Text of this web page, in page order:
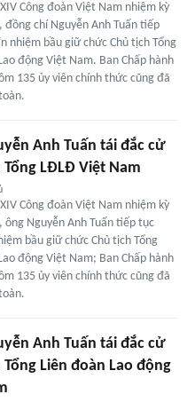
Công đoàn Việt Nam nhiệm kỳ
đồng chí Nguyễn Anh Tuấn tiếp
nhiệm bầu giữ chức Chủ tịch Tổng
động Việt Nam. Ban Chấp hành
135 ủy viên chính thức cũng đã
Anh Tuấn tái đắc cử
Tổng LĐLĐ Việt Nam
Công đoàn Việt Nam nhiệm kỳ
ông Nguyễn Anh Tuấn tiếp tục
bầu giữ chức Chủ tịch Tổng
động Việt Nam; Ban Chấp hành
135 ủy viên chính thức cũng đã
Anh Tuấn tái đắc cử
Liên đoàn Lao động